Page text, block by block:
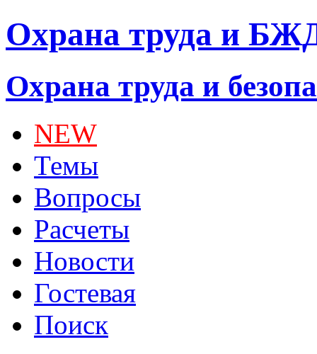
Охрана труда и
Охрана труда и
NEW
Темы
Вопросы
Расчеты
Новости
Гостевая
Поиск